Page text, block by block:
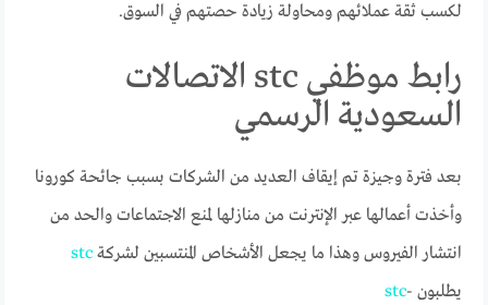
لكسب ثقة عملائهم ومحاولة زيادة حصتهم في السوق.
رابط موظفي stc الاتصالات
السعودية الرسمي
بعد فترة وجيزة تم إيقاف العديد من الشركات بسبب جائحة كورونا
وأخذت أعمالها عبر الإنترنت من منازلها لمنع الاجتماعات والحد من
انتشار الفيروس وهذا ما يجعل الأشخاص المنتسبين لشركةstc
يطلبون stc-